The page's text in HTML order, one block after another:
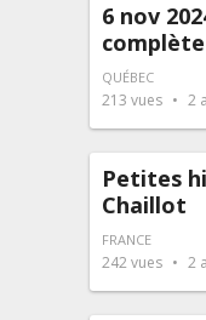
6 nov
complète
QUÉBEC
213 vues 2
Petites
Chaillot
FRANCE
242vues 2